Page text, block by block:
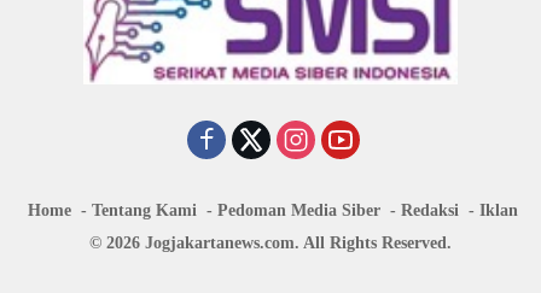
Home Tentang Kami Pedoman Media Siber Redaksi
Iklan
© 2026 Jogjakartanews.com. All Rights Reserved.